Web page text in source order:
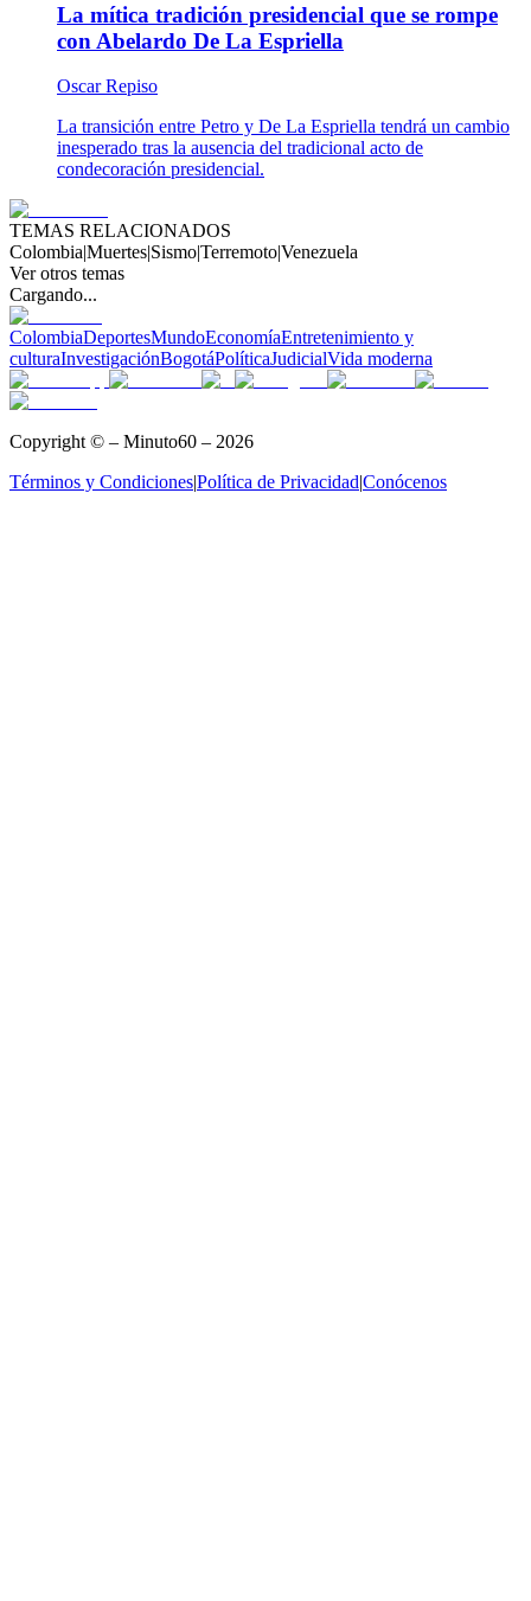
La mítica tradición presidencial que se rompe
con Abelardo De La Espriella
Oscar Repiso
La transición entre Petro y De La Espriella tendrá un cambio
inesperado tras la ausencia del tradicional acto de
condecoración presidencial.
TEMAS RELACIONADOS
Colombia|Muertes|Sismo|Terremoto|Venezuela
Ver otros temas
Cargando...
ColombiaDeportesMundoEconomíaEntretenimiento y
culturaInvestigaciónBogotáPolíticaJudicialVida moderna
Copyright © – Minuto60 – 2026
Términos y Condiciones|Política de Privacidad|Conócenos